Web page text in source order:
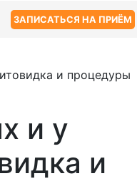
ЗАПИСАТЬСЯ НА ПРИЁМ
и процедуры
и у
и